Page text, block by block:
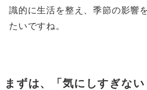
識的に生活を整え、季節の影響
たいですね。
まずは、「気にしすぎない